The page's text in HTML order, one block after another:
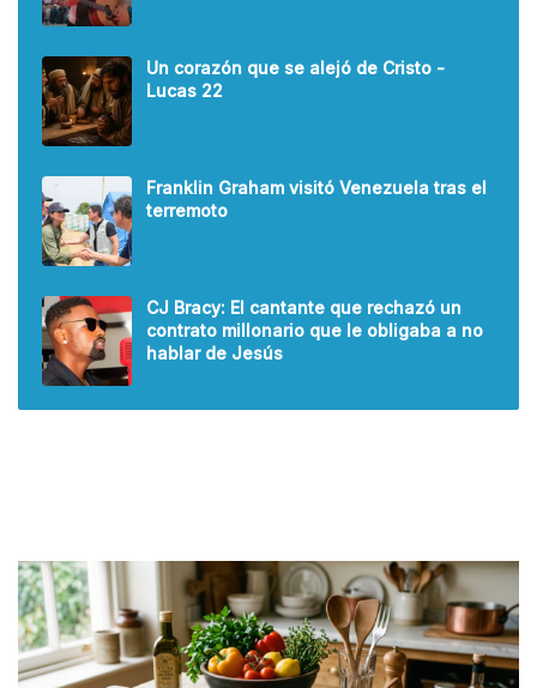
Un corazón que se alejó de Cristo -
Lucas 22
Franklin Graham visitó Venezuela tras el
terremoto
CJ Bracy: El cantante que rechazó un
contrato millonario que le obligaba a no
hablar de Jesús